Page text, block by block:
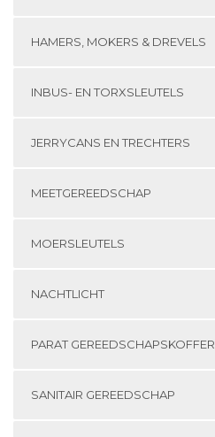
HAMERS, MOKERS & DREVELS
INBUS- EN TORXSLEUTELS
JERRYCANS EN TRECHTERS
MEETGEREEDSCHAP
MOERSLEUTELS
NACHTLICHT
PARAT GEREEDSCHAPSKOFFER
SANITAIR GEREEDSCHAP